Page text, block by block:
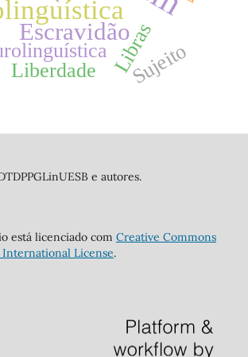
EscravidãoLibras
Liberdade Sujeito
e autores.
está licenciado comCreative Commons
License.